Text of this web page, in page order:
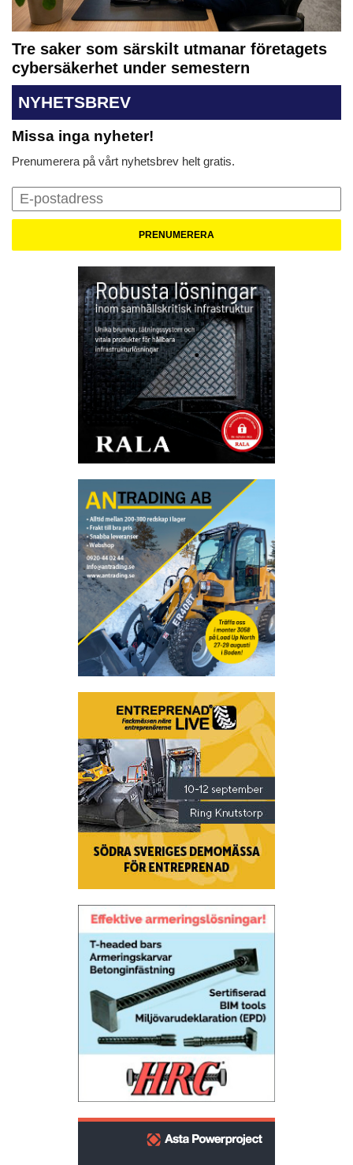
Tre saker som särskilt utmanar företagets
cybersäkerhet under semestern
NYHETSBREV
Missa inga nyheter!
Prenumerera på vårt nyhetsbrev helt gratis.